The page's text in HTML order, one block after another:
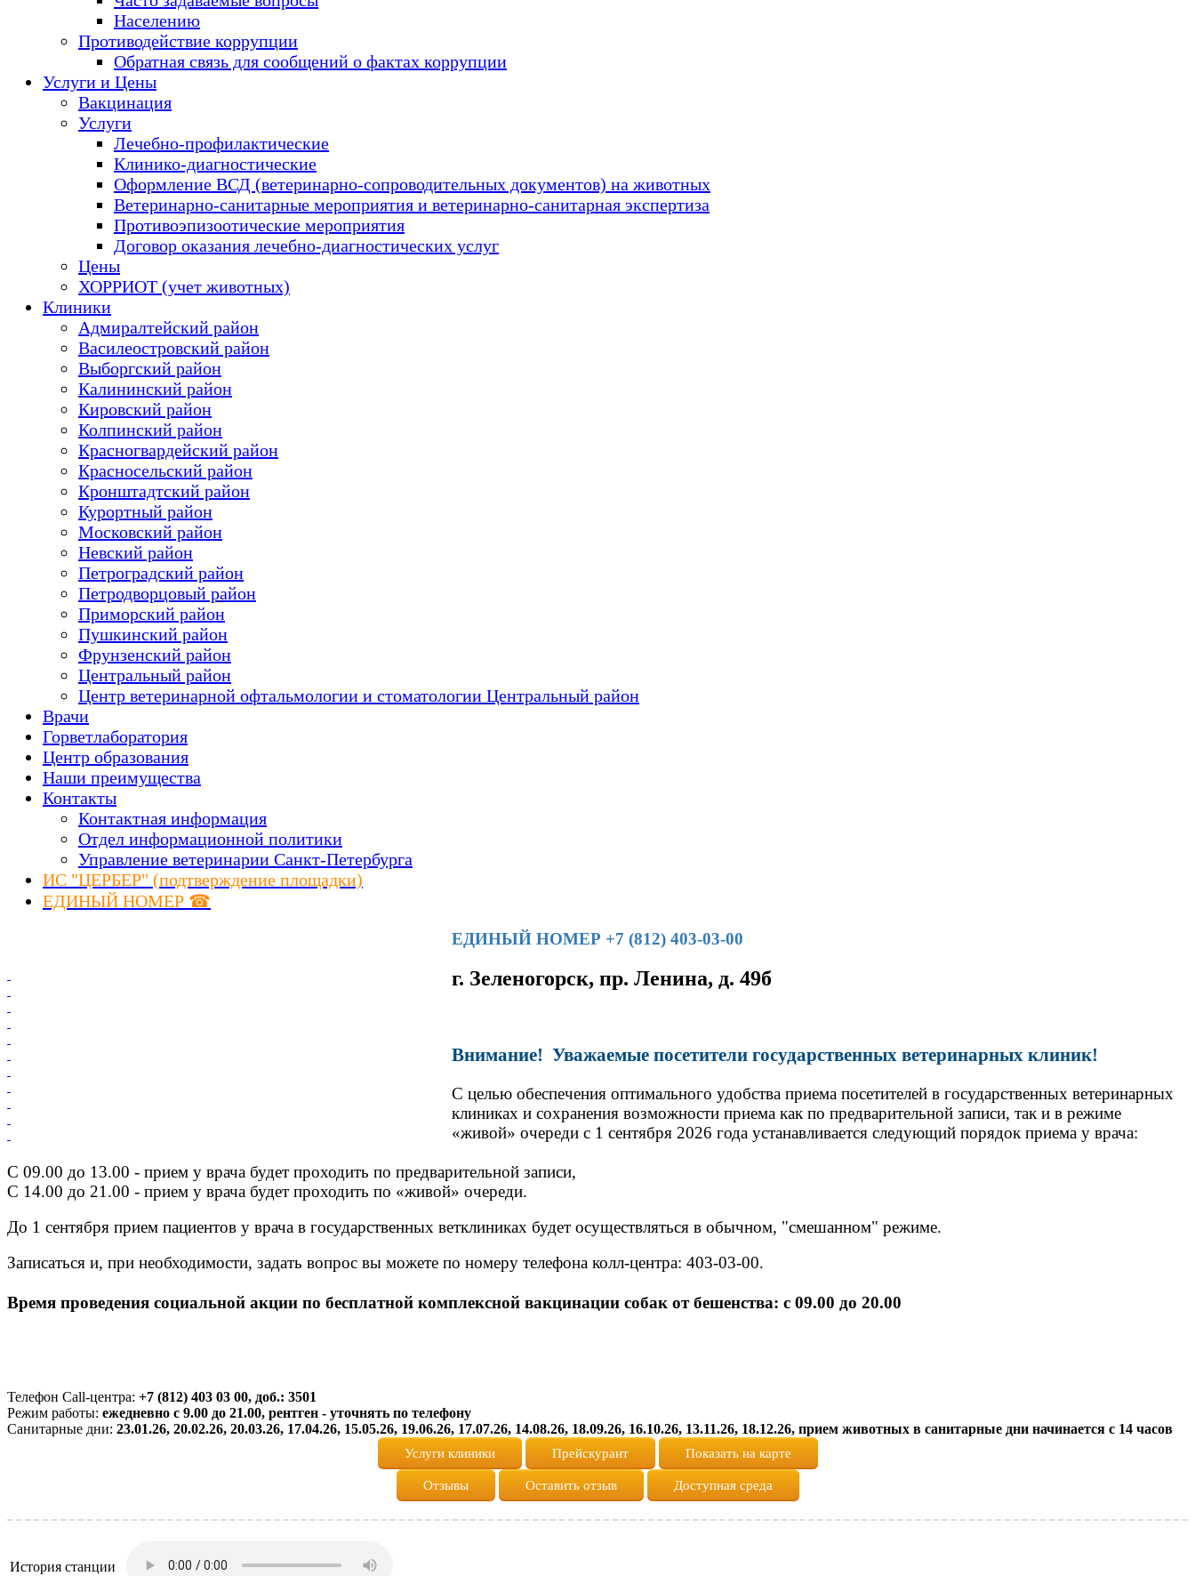
Населению
Противодействие коррупции
Обратная связь для сообщений о фактах коррупции
Услуги и Цены
Вакцинация
Услуги
Лечебно-профилактические
Клинико-диагностические
Оформление ВСД (ветеринарно-сопроводительных документов) на животных
Ветеринарно-санитарные мероприятия и ветеринарно-санитарная экспертиза
Противоэпизоотические мероприятия
Договор оказания лечебно-диагностических услуг
Цены
ХОРРИОТ (учет животных)
Клиники
Адмиралтейский район
Василеостровский район
Выборгский район
Калининский район
Кировский район
Колпинский район
Красногвардейский район
Красносельский район
Кронштадтский район
Курортный район
Московский район
Невский район
Петроградский район
Петродворцовый район
Приморский район
Пушкинский район
Фрунзенский район
Цeнтральный район
Центр ветеринарной офтальмологии и стоматологии Центральный район
Врачи
Горветлаборатория
Центр образования
Наши преимущества
Контакты
Контактная информация
Отдел информационной политики
Управление ветеринарии Санкт-Петербурга
ИС "ЦЕРБЕР" (подтверждение площадки)
ЕДИНЫЙ НОМЕР ☎
ЕДИНЫЙ НОМЕР +7 (812) 403-03-00
г. Зеленогорск, пр. Ленина, д. 49б
Внимание! Уважаемые посетители государственных ветеринарных клиник!
С целью обеспечения оптимального удобства приема посетителей в государственных ветеринарных
клиниках и сохранения возможности приема как по предварительной записи, так и в режиме
«живой» очереди с 1 сентября 2026 года устанавливается следующий порядок приема у врача:
С 09.00 до 13.00 - прием у врача будет проходить по предварительной записи,
С 14.00 до 21.00 - прием у врача будет проходить по «живой» очереди.
До 1 сентября прием пациентов у врача в государственных ветклиниках будет осуществляться в обычном, "смешанном" режиме.
Записаться и, при необходимости, задать вопрос вы можете по номеру телефона колл-центра: 403-03-00.
Время проведения социальной акции по бесплатной комплексной вакцинации собак от бешенства: с 09.00 до 20.00
Телефон Call-центра: +7 (812) 403 03 00, доб.: 3501
Режим работы: ежедневно с 9.00 до 21.00, рентген - уточнять по телефону
Санитарные дни: 23.01.26, 20.02.26, 20.03.26, 17.04.26, 15.05.26, 19.06.26, 17.07.26, 14.08.26, 18.09.26, 16.10.26, 13.11.26, 18.12.26, прием животных в санитарные дни начинается с 14 часов
Услуги клиники Прейскурант Показать на карте
Отзывы Оставить отзыв Доступная среда
История станции